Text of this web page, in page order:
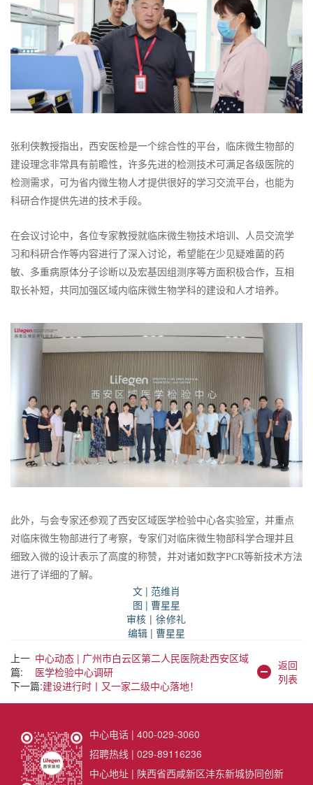
张利侠教授指出，西安医检是一个综合性的平台，临床微生物部的
建设理念非常具有前瞻性，许多先进的检测技术可满足各级医院的
检测需求，可为省内微生物人才提供很好的学习交流平台，也能为
科研合作提供先进的技术手段。
在会议讨论中，各位专家教授就临床微生物技术培训、人员交流学
习和科研合作等内容进行了深入讨论，希望能在少见疑难菌的药
敏、多重病原体分子诊断以及宏基因组测序等方面积极合作，互相
取长补短，共同加强区域内临床微生物学科的建设和人才培养。
此外，与会专家还参观了西安区域医学检验中心各实验室，并重点
对临床微生物部进行了考察，专家们对临床微生物部科学合理并且
细致入微的设计表示了高度的称赞，并对诸如数字PCR等新技术方法
进行了详细的了解。
文 | 范维肖
图 | 曹星星
审核 | 徐修礼
编辑 | 曹星星
上一
篇:
中心动态 | 广州市白云区第二人民医院赴西安区域
医学检验中心调研
下一篇:建设进行时丨又一家二级中心落地！
返回
列表
中心电话 | 400-029-3060
招聘热线 | 029-89116236
中心地址 | 陕西省西咸新区沣东新城协同创新